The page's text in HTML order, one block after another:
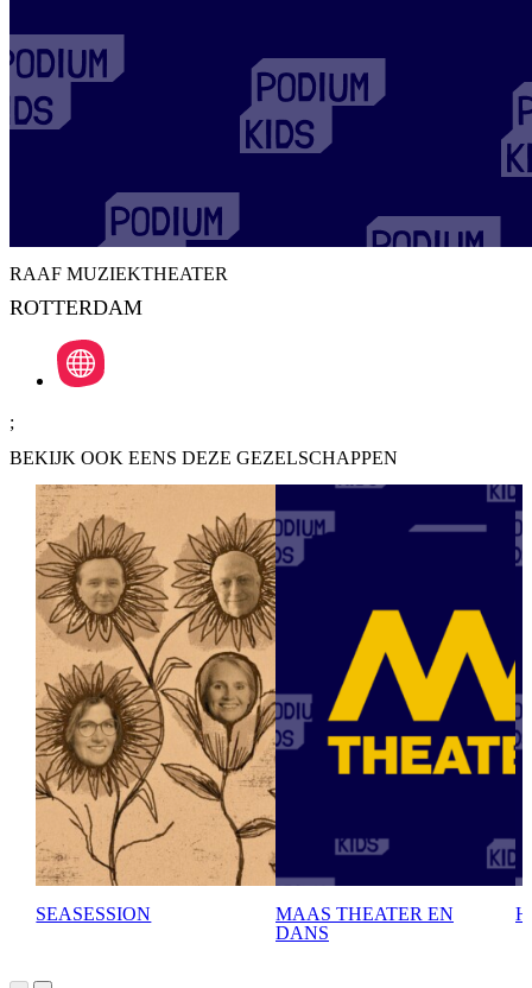
RAAF MUZIEKTHEATER
ROTTERDAM
;
BEKIJK OOK EENS DEZE GEZELSCHAPPEN
SEASESSION
MAAS THEATER EN
DANS